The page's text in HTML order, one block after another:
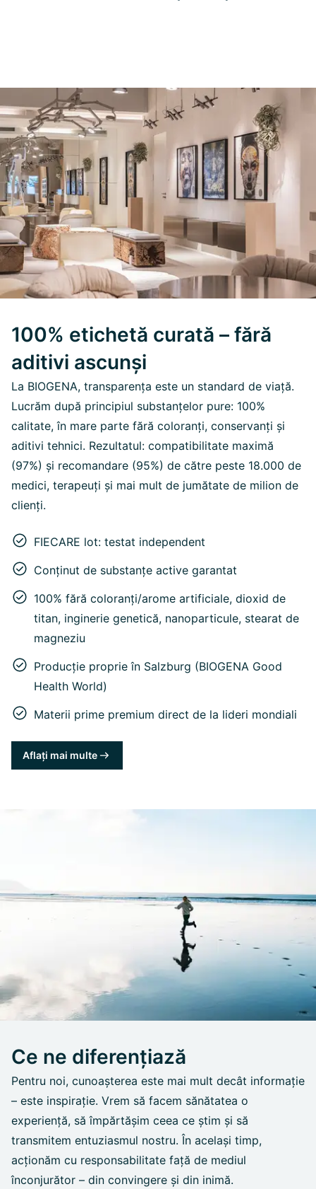
100% etichetă curată – fără
aditivi ascunși
La BIOGENA, transparența este un standard de viață.
Lucrăm după principiul substanțelor pure: 100%
calitate, în mare parte fără coloranți, conservanți și
aditivi tehnici. Rezultatul: compatibilitate maximă
(97%) și recomandare (95%) de către peste 18.000 de
medici, terapeuți și mai mult de jumătate de milion de
clienți.
FIECARE lot: testat independent
Conținut de substanțe active garantat
100% fără coloranți/arome artificiale, dioxid de
titan, inginerie genetică, nanoparticule, stearat de
magneziu
Producție proprie în Salzburg (BIOGENA Good
Health World)
Materii prime premium direct de la lideri mondiali
Aflați mai multe
Ce ne diferențiază
Pentru noi, cunoașterea este mai mult decât informație
– este inspirație. Vrem să facem sănătatea o
experiență, să împărtășim ceea ce știm și să
transmitem entuziasmul nostru. În același timp,
acționăm cu responsabilitate față de mediul
înconjurător – din convingere și din inimă.